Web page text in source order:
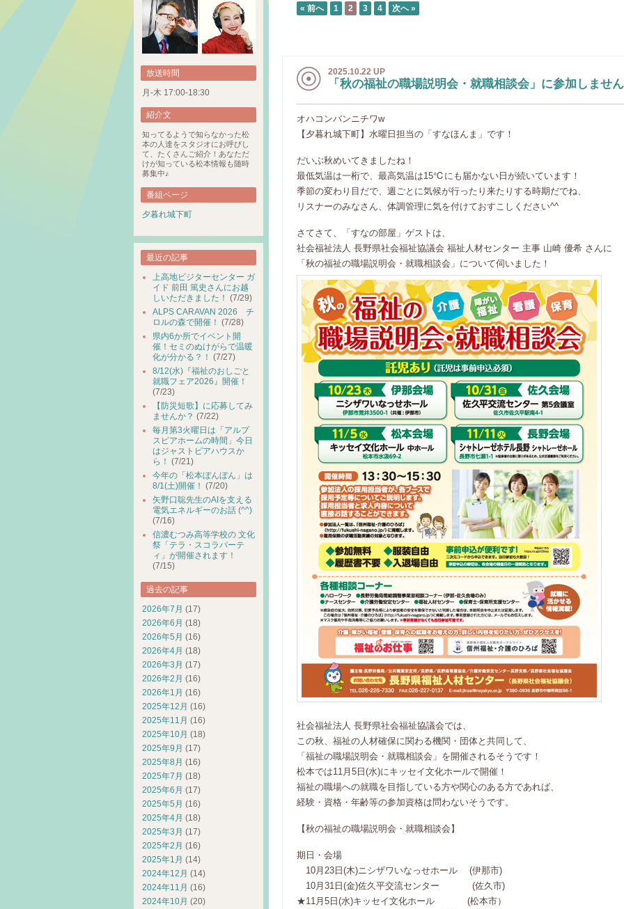
« 前へ 1 2 3 4 次へ »
2025.10.22 UP
「秋の福祉の職場説明会・就職相談会」に参加しませ
オハコンバンニチワw
【夕暮れ城下町】水曜日担当の「すなほんま」です！
だいぶ秋めいてきましたね！
最低気温は一桁で、最高気温は15℃にも届かない日が続いています！
季節の変わり目だで、週ごとに気候が行ったり来たりする時期だでね、
リスナーのみなさん、体調管理に気を付けておすこしください^^
さてさて、「すなの部屋」ゲストは、
社会福祉法人 長野県社会福祉協議会 福祉人材センター 主事 山崎 優希 さんに
「秋の福祉の職場説明会・就職相談会」について伺いました！
社会福祉法人 長野県社会福祉協議会では、
この秋、福祉の人材確保に関わる機関・団体と共同して、
「福祉の職場説明会・就職相談会」を開催されるそうです！
松本では11月5日(水)にキッセイ文化ホールで開催！
福祉の職場への就職を目指している方や関心のある方であれば、
経験・資格・年齢等の参加資格は問わないそうです。
【秋の福祉の職場説明会・就職相談会】
期日・会場
10月23日(木)ニシザワいなっせホール (伊那市)
10月31日(金)佐久平交流センター (佐久市)
★11月5日(水)キッセイ文化ホール (松本市）
放送時間
月-木 17:00-18:30
紹介文
知ってるようで知らなかった松
本の人達をスタジオにお呼びし
て、たくさんご紹介！あなただ
けが知っている松本情報も随時
募集中♪
番組ページ
夕暮れ城下町
最近の記事
上高地ビジターセンター ガ
イド 前田 篤史さんにお越
しいただきました！ (7/29)
ALPS CARAVAN 2026 チ
ロルの森で開催！ (7/28)
県内6か所でイベント開
催！セミのぬけがらで温暖
化が分かる？！ (7/27)
8/12(水)『福祉のおしごと
就職フェア2026』開催！
(7/23)
【防災短歌】に応募してみ
ませんか？ (7/22)
毎月第3火曜日は「アルプ
スピアホームの時間」今日
はジャストピアハウスか
ら！ (7/21)
今年の「松本ぼんぼん」は
8/1(土)開催！ (7/20)
矢野口聡先生のAIを支える
電気エネルギーのお話 (^^)
(7/16)
信濃むつみ高等学校の 文化
祭「テラ・スコラパーテ
ィ」が開催されます！
(7/15)
過去の記事
2026年7月 (17)
2026年6月 (18)
2026年5月 (16)
2026年4月 (18)
2026年3月 (17)
2026年2月 (16)
2026年1月 (16)
2025年12月 (16)
2025年11月 (16)
2025年10月 (18)
2025年9月 (17)
2025年8月 (16)
2025年7月 (18)
2025年6月 (17)
2025年5月 (16)
2025年4月 (18)
2025年3月 (17)
2025年2月 (16)
2025年1月 (14)
2024年12月 (14)
2024年11月 (16)
2024年10月 (20)